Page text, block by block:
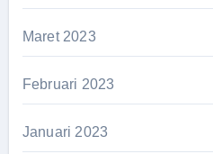
Maret 2023
Februari 2023
Januari 2023